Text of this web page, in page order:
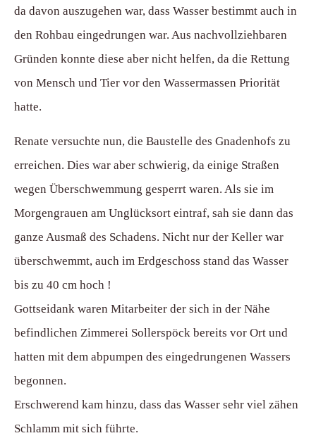
da davon auszugehen war, dass Wasser bestimmt auch in
den Rohbau eingedrungen war. Aus nachvollziehbaren
Gründen konnte diese aber nicht helfen, da die Rettung
von Mensch und Tier vor den Wassermassen Priorität
hatte.
Renate versuchte nun, die Baustelle des Gnadenhofs zu
erreichen. Dies war aber schwierig, da einige Straßen
wegen Überschwemmung gesperrt waren. Als sie im
Morgengrauen am Unglücksort eintraf, sah sie dann das
ganze Ausmaß des Schadens. Nicht nur der Keller war
überschwemmt, auch im Erdgeschoss stand das Wasser
bis zu 40 cm hoch !
Gottseidank waren Mitarbeiter der sich in der Nähe
befindlichen Zimmerei Sollerspöck bereits vor Ort und
hatten mit dem abpumpen des eingedrungenen Wassers
begonnen.
Erschwerend kam hinzu, dass das Wasser sehr viel zähen
Schlamm mit sich führte.